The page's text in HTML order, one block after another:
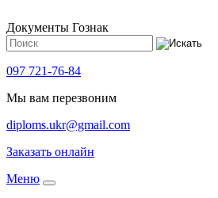
Документы Гознак
097 721-76-84
Мы вам перезвоним
diploms.ukr@gmail.com
Заказать онлайн
Meню